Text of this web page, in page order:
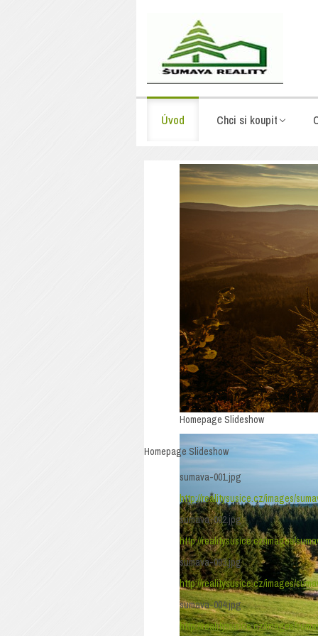
Úvod Chci si koupit
Homepage Slideshow
Homepage Slideshow
sumava-001.jpg
http://realitysusice.cz/images/
sumava-002.jpg
http://realitysusice.cz/images/
sumava-003.jpg
http://realitysusice.cz/images/
sumava-004.jpg
http://realitysusice.cz/images/